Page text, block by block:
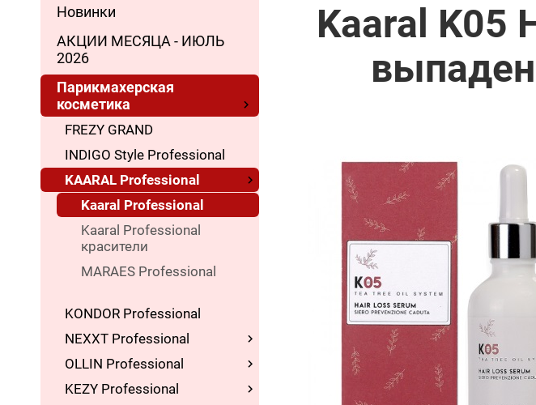
Новинки
АКЦИИ МЕСЯЦА - ИЮЛЬ
2026
Парикмахерская
косметика
FREZY GRAND
INDIGO Style Professional
KAARAL Professional
Kaaral Professional
Kaaral Professional
красители
MARAES Professional
KONDOR Professional
NEXXT Professional
OLLIN Professional
KEZY Professional
Kaaral K05